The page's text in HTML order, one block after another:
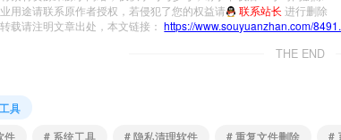
用途请联系原作者授权，若侵犯了您的权益请 联系站长 进行删除
载请注明文章出处，本文链接：https://www.souyuanzhan.com/
THE END
具
件
# 系统工具 # 隐私清理软件 # 重复文件删除 #